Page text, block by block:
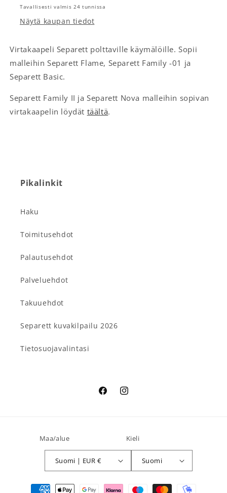
Tavallisesti valmis 24 tunnissa
Näytä kaupan tiedot
Virtakaapeli Separett polttaville käymälöille. Sopii
malleihin Separett Flame, Separett Family -01 ja
Separett Basic.
Separett Family II ja Separett Nova malleihin sopivan
virtakaapelin löydät täältä.
Pikalinkit
Haku
Toimitusehdot
Palautusehdot
Palveluehdot
Takuuehdot
Separett kuvakilpailu 2026
Tietosuojavalintasi
FacebookInstagram
Maa/alue
Suomi | EUR €
Kieli
Suomi
Maksutavat